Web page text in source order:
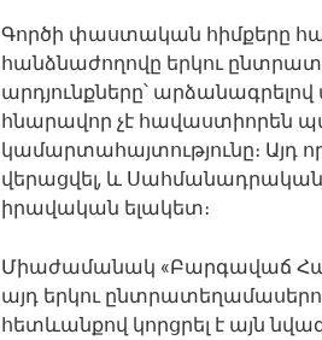
Գործի փաստական հիմքերը
հանձնաժողովը երկու
արդյունքները՝
հնարավոր չէ հավաստիորեն
կամարտահայտությունը։ Այդ
վերացվել, և
իրավական ելակետ։
Միաժամանակ «Բարգավաճ
այդ երկու
հետևանքով կորցրել է այն